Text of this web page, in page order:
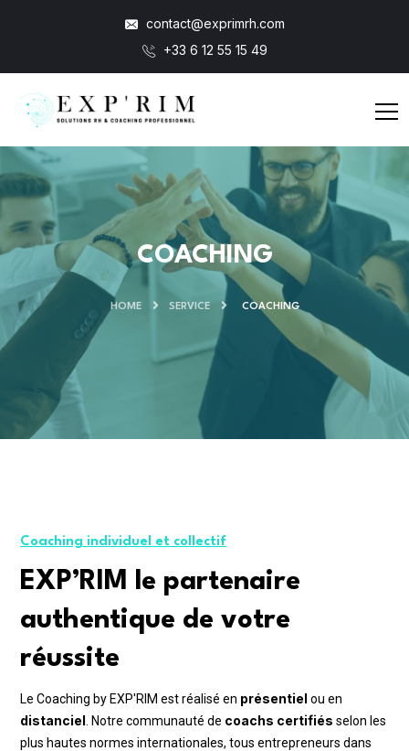
contact@exprimrh.com
+33 6 12 55 15 49
COACHING
HOME SERVICE COACHING
Coaching individuel et collectif
EXP’RIM le partenaire
authentique de votre
réussite
Le Coaching by EXP'RIM est réalisé en présentiel ou en
distanciel . Notre communauté de coachs certifiés selon les
plus hautes normes internationales, tous entrepreneurs dans